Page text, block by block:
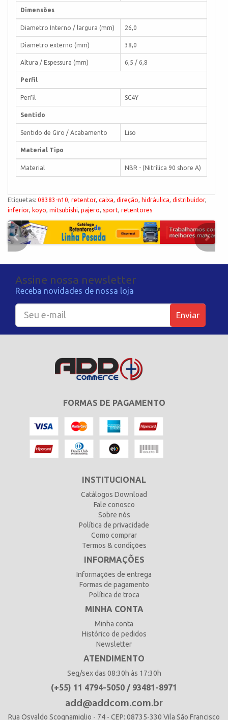
Dimensões
Diametro Interno / largura (mm) 26,0
Diametro externo (mm) 38,0
Altura / Espessura (mm) 6,5 / 6,8
Perfil
Perfil SC4Y
Sentido
Sentido de Giro / Acabamento Liso
Material Tipo
Material NBR - (Nitrílica 90 shore A)
Etiquetas: 08383-n10, retentor, caixa, direção, hidráulica, distribuidor,
inferior, koyo, mitsubishi, pajero, sport, retentores
Assine nossa newsletter
Receba novidades de nossa loja
Enviar
FORMAS DE PAGAMENTO
INSTITUCIONAL
Catálogos Download
Fale conosco
Sobre nós
Política de privacidade
Como comprar
Termos & condições
INFORMAÇÕES
Informações de entrega
Formas de pagamento
Política de troca
MINHA CONTA
Minha conta
Histórico de pedidos
Newsletter
ATENDIMENTO
Seg/sex das 08:30h às 17:30h
(+55) 11 4794-5050 / 93481-8971
add@addcom.com.br
Rua Osvaldo Scognamiglio - 74 - CEP: 08735-330 Vila São Francisco